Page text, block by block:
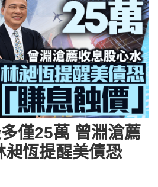
僅25萬 曾淵滄薦
昶恆提醒美債恐